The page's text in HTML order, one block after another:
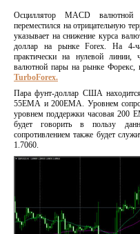
Осциллятор MACD
переместился на отрицательную
указывает на снижение курса
доллар на рынке Forex. На 4-
практически на нулевой линии,
валютной пары на рынке Форекс,
TurboForex.
Пара фунт-доллар США
55ЕМА и 200ЕМА. Уровнем
уровнем поддержки часовая 200
будет говорить в пользу
сопротивлением также будет
1.7060.